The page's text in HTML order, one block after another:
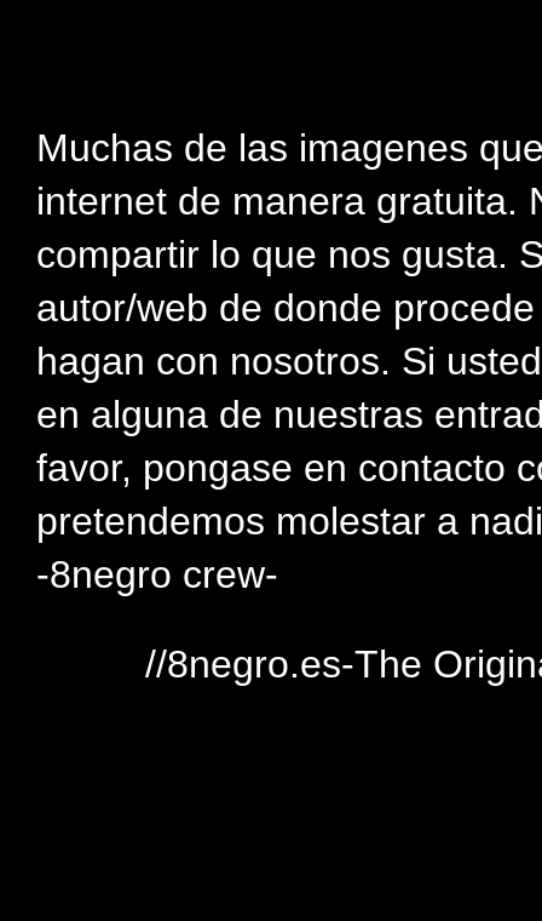
Muchas de las imagenes
internet de manera gratuita.
compartir lo que nos gusta.
autor/web de donde
hagan con nosotros. Si
en alguna de nuestras
favor, pongase en contacto
pretendemos molestar a
-8negro crew-
//8negro.es-The